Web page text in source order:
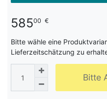
58500 €
Bitte wähle eine
Lieferzeitschätzung zu
Bitte